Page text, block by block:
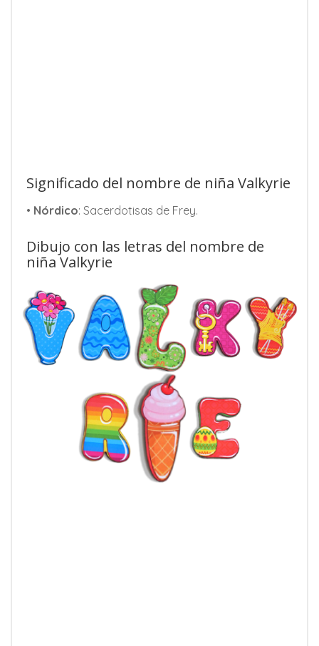
Significado del nombre de niña Valkyrie
• Nórdico: Sacerdotisas de Frey.
Dibujo con las letras del nombre de
niña Valkyrie